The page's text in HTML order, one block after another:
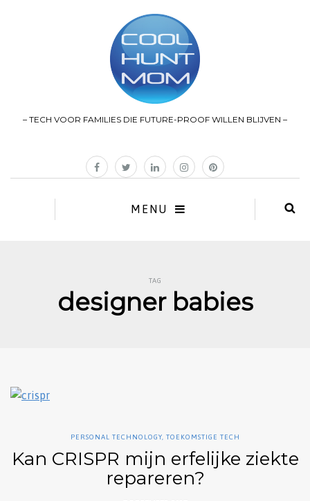
– TECH VOOR FAMILIES DIE FUTURE-PROOF WILLEN BLIJVEN –
MENU
TAG
designer babies
PERSONAL TECHNOLOGY, TOEKOMSTIGE TECH
Kan CRISPR mijn erfelijke ziekte
repareren?